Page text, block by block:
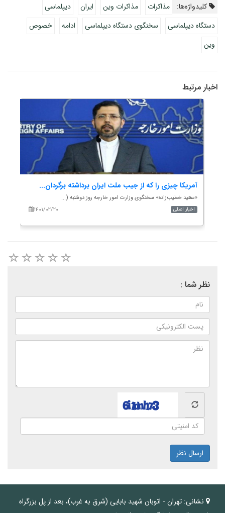
کلیدواژه‌ها: مذاکرات مذاکرات وین ایران
دیپلماسی
دستگاه دیپلماسی
سخنگوی دستگاه دیپلماسی ادامه
خصوص
وین
اخبار مرتبط
آمریکا چیزی را که از جیب ملت ایران برداشته برگردان...
«سعید خطیب‌زاده» سخنگوی وزارت امور خارجه روز دوشنبه (...
۱۴۰۱/۰۲/۲۰
اخبار اصلی
نظر شما :
ارسال نظر
نشانی: تهران - اتوبان شهید بابایی (شرق به غرب)، بعد از پل بزرگراه